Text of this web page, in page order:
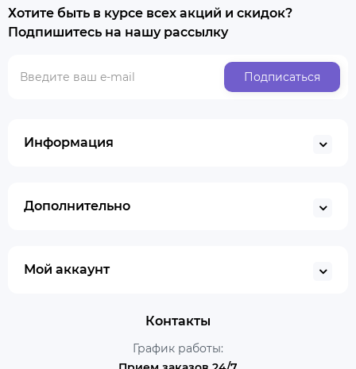
Хотите быть в курсе всех акций и скидок?
Подпишитесь на нашу рассылку
Подписаться
Информация
Дополнительно
Мой аккаунт
Контакты
График работы: